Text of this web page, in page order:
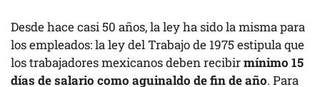
Desde hace casi 50 años, la ley ha sido la misma para
los empleados: la ley del Trabajo de 1975 estipula que
los trabajadores mexicanos deben recibirmínimo 15
días de salario como aguinaldo de fin de año. Para